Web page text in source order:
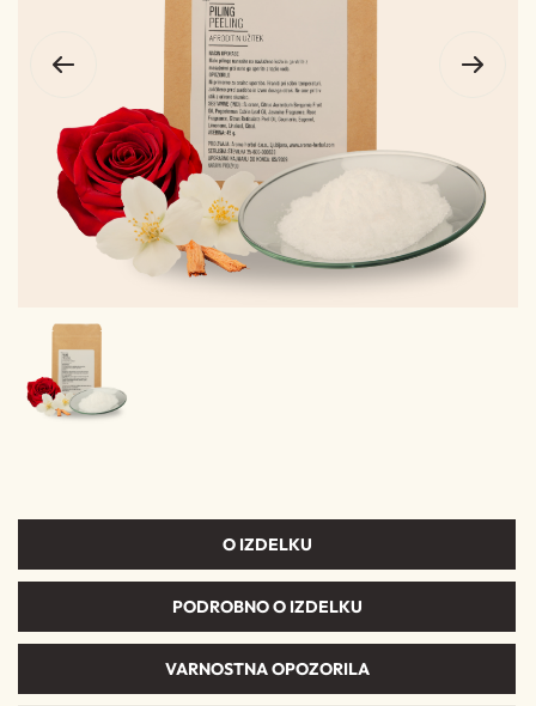
O IZDELKU
PODROBNO O IZDELKU
VARNOSTNA OPOZORILA